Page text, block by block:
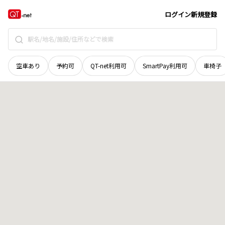
ログイン新規登録
空車あり 予約可 QT-net利用可 SmartPay利用可 車椅子
山梨県